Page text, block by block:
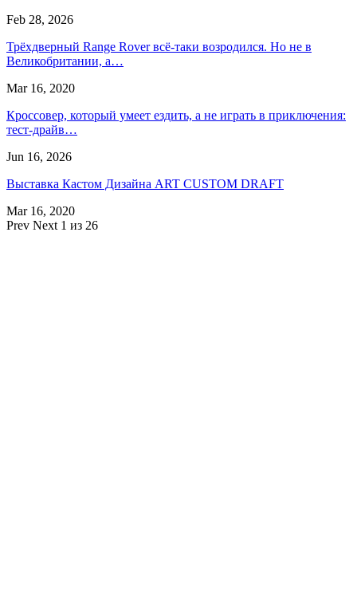
Feb 28, 2026
Трёхдверный Range Rover всё-таки возродился. Но не в
Великобритании, а…
Mar 16, 2020
Кроссовер, который умеет ездить, а не играть в приключения:
тест-драйв…
Jun 16, 2026
Выставка Кастом Дизайна ART CUSTOM DRAFT
Mar 16, 2020
Prev Next 1 из 26